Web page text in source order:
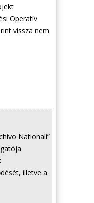
Operatív
vissza nem
Nationali”
illetve a